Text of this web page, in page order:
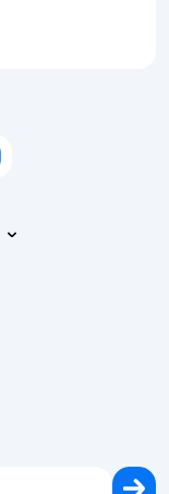
cookie